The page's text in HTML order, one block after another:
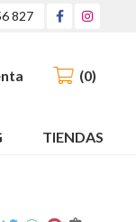
827
0
TIENDAS